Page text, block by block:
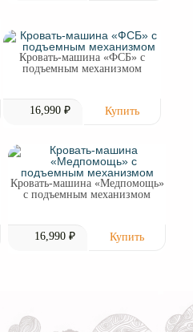
Кровать-машина «ФСБ» с
подъемным механизмом
16,990 ₽
Кровать-машина «Медпомощь»
с подъемным механизмом
16,990 ₽